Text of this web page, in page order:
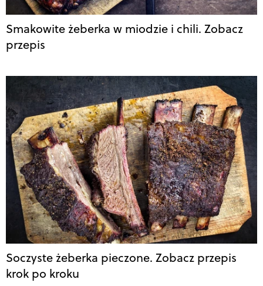
Smakowite żeberka w miodzie i chili. Zobacz
przepis
Soczyste żeberka pieczone. Zobacz przepis
krok po kroku